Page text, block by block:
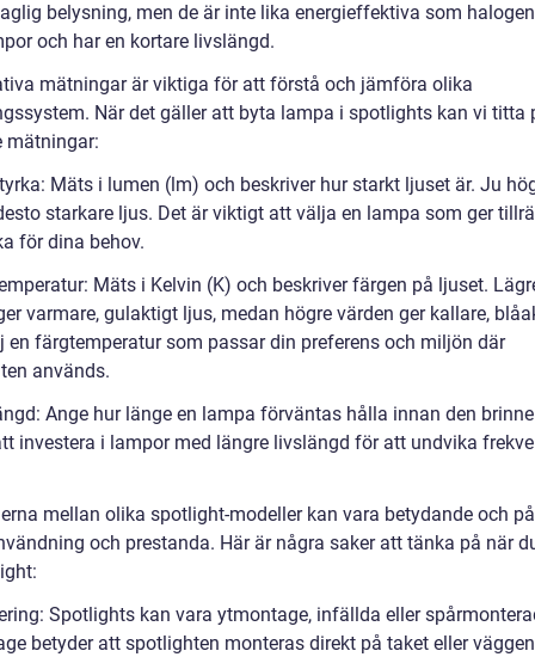
belysning, men de är inte lika energieffektiva som
och har en kortare livslängd.
mätningar är viktiga för att förstå och jämföra olika
När det gäller att byta lampa i spotlights kan vi titta
mätningar:
Mäts i lumen (lm) och beskriver hur starkt ljuset är. Ju
starkare ljus. Det är viktigt att välja en lampa som ger
för dina behov.
Mäts i Kelvin (K) och beskriver färgen på ljuset.
varmare, gulaktigt ljus, medan högre värden ger kallare,
en färgtemperatur som passar din preferens och miljön där
används.
Ange hur länge en lampa förväntas hålla innan den
investera i lampor med längre livslängd för att undvika
mellan olika spotlight-modeller kan vara betydande och
och prestanda. Här är några saker att tänka på när
Spotlights kan vara ytmontage, infällda eller
betyder att spotlighten monteras direkt på taket eller